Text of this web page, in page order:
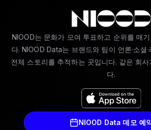
NIOOD는 문화가 모여 투표하고 순위를 매
다. NIOOD Data는 브랜드와 팀이 언론·소셜
전체 스토리를 추적하는 곳입니다. 같은 회
다.
NIOOD Data 데모 예